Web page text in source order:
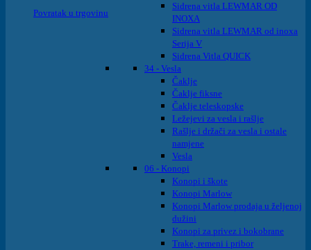
Povratak u trgovinu
Sidrena vitla LEWMAR OD
INOXA
Sidrena vitla LEWMAR od inoxa
Serija V
Sidrena Vitla QUICK
34 - Vesla
Čaklje
Čaklje fiksne
Čaklje teleskopske
Ležejevi za vesla i rašlje
Rašlje i držači za vesla i ostale
namjene
Vesla
06 - Konopi
Konopi i škote
Konopi Marlow
Konopi Marlow prodaja u željenoj
dužini
Konopi za privez i bokobrane
Trake, remeni i pribor